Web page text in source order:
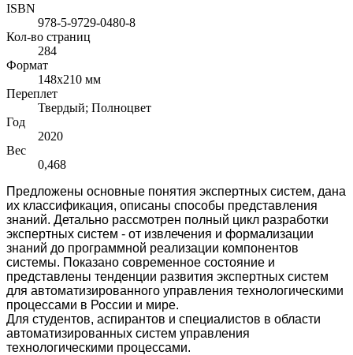
ISBN
978-5-9729-0480-8
Кол-во страниц
284
Формат
148x210 мм
Переплет
Твердый; Полноцвет
Год
2020
Вес
0,468
Предложены основные понятия экспертных систем, дана
их классифи­кация, описаны способы представления
знаний. Детально рассмотрен полный цикл разработки
экспертных систем - от извлечения и формализации
знаний до программной реализации компонентов
системы. Показано современное со­стояние и
представлены тенденции развития экспертных систем
для автомати­зированного управления технологическими
процессами в России и мире.
Для студентов, аспирантов и специалистов в области
автоматизирован­ных систем управления
технологическими процессами.